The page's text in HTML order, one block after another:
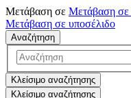
Μετάβαση σε Μετάβαση σε
Μετάβαση σε υποσέλιδο
Αναζήτηση
Κλείσιμο αναζήτησης
Κλείσιμο αναζήτησης